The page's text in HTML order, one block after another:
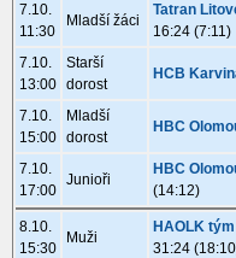
7.10.
11:30
Mladší žáci
Tatran
16:24 (7:11)
7.10.
13:00
Starší
dorost
HCB
7.10.
15:00
Mladší
dorost
HBC
7.10.
17:00
Junioři
HBC
(14:12)
8.10.
15:30
Muži
HAOLK
31:24